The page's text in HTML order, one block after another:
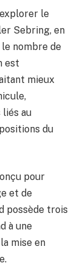
le
Sebring, en
nombre de
est
mieux
au
du
pour
et de
possède trois
à une
mise en